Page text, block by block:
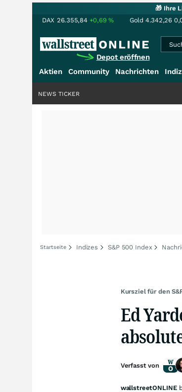
🎁 Ihre
DAX 26.355,84 +0,69% Gold 4.342,26
Depot eröffnen
Aktien Community Nachrichten
NEWS TICKER
Startseite Indizes S&P 500 Index
Kursziel für den
Ed
Verfasst von
wallstreetONLINE